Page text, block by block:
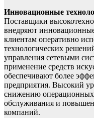
Инновационные
Поставщики
внедряют
клиентам оперативно
технологических
управления сетевыми
применение средств
обеспечивают более
предприятия. Высокий
снижению операционных
обслуживания и
компаний.